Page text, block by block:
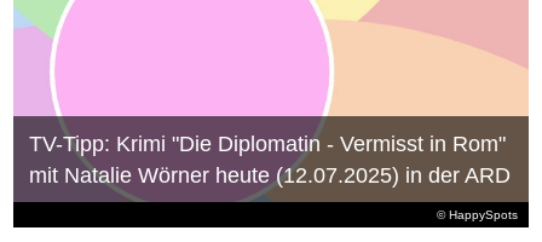
© HappySpots
TV-Tipp: Krimi "Die Diplomatin - Vermisst in Rom"
mit Natalie Wörner heute (12.07.2025) in der ARD